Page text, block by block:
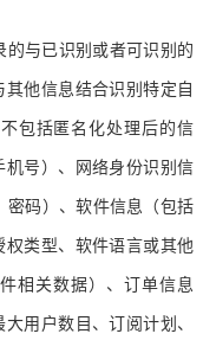
的与已识别或者可识别的
他信息结合识别特定自
包括匿名化处理后的信
机号）、网络身份识别信
密码）、软件信息（包括
类型、软件语言或其他
相关数据）、订单信息
用户数目、订阅计划、